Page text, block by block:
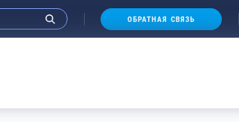
ОБРАТНАЯ СВЯЗЬ